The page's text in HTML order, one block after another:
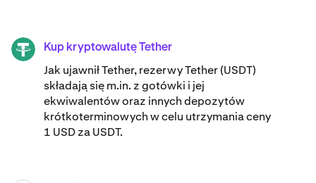
USDT Kup kryptowalutę Tether
Jak ujawnił Tether, rezerwy Tether (USDT)
składają się m.in. z gotówki i jej
ekwiwalentów oraz innych depozytów
krótkoterminowych w celu utrzymania ceny
1 USD za USDT.